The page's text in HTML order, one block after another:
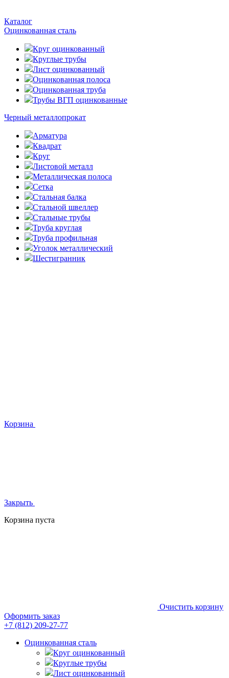
Каталог
Оцинкованная сталь
Круг оцинкованный
Круглые трубы
Лист оцинкованный
Оцинкованная полоса
Оцинкованная труба
Трубы ВГП оцинкованные
Черный металлопрокат
Арматура
Квадрат
Круг
Листовой металл
Металлическая полоса
Сетка
Стальная балка
Стальной швеллер
Стальные трубы
Труба круглая
Труба профильная
Уголок металлический
Шестигранник
Корзина
Закрыть
Корзина пуста
Очистить корзину
Оформить заказ
+7 (812) 209-27-77
Оцинкованная сталь
Круг оцинкованный
Круглые трубы
Лист оцинкованный